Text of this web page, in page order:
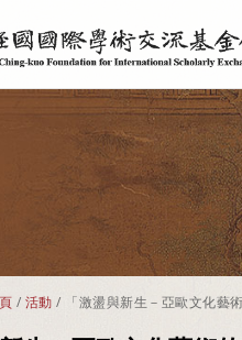
/ 活動 / 「激盪與新生－亞歐文化藝